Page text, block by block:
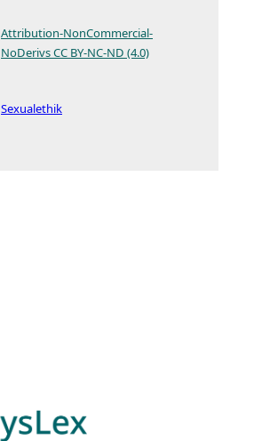
Attribution-NonCommercial-
NoDerivs CC BY-NC-ND (4.0)
Sexualethik